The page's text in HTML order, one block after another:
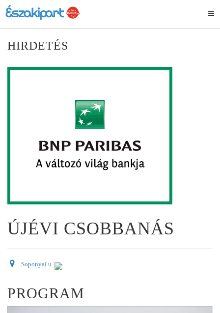
HIRDETÉS
ÚJÉVI CSOBBANÁS
Soponyai u.
PROGRAM